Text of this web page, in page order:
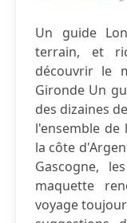
Un guide
terrain, et
découvrir le
Gironde Un
des dizaines
l'ensemble de
la côte
Gascogne,
maquette
voyage